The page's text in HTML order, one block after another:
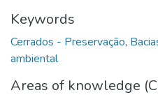
Keywords
Cerrados - Preservação,
ambiental
Areas of knowledge